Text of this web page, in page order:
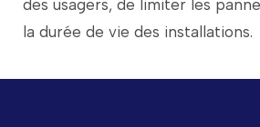
des usagers, de limiter les
la durée de vie des installations.